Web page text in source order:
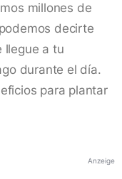
millones de
decirte
llegue a tu
durante el día.
para plantar
Anzeige